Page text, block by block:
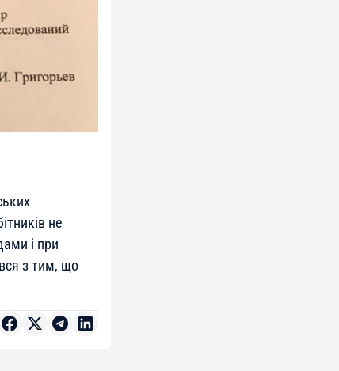
не
і при
з тим, що